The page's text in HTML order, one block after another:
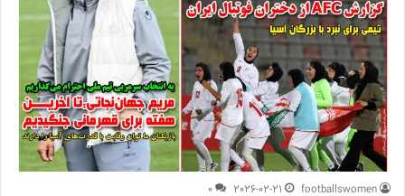
footballswomen
2026-02-21
0